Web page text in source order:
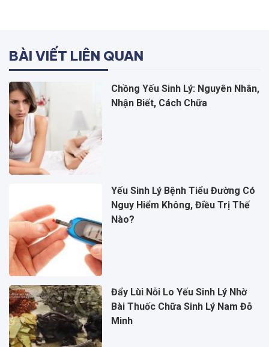
BÀI VIẾT LIÊN QUAN
Chồng Yếu Sinh Lý: Nguyên Nhân,
Nhận Biết, Cách Chữa
Yếu Sinh Lý Bệnh Tiểu Đường Có
Nguy Hiểm Không, Điều Trị Thế
Nào?
Đẩy Lùi Nỗi Lo Yếu Sinh Lý Nhờ
Bài Thuốc Chữa Sinh Lý Nam Đỗ
Minh